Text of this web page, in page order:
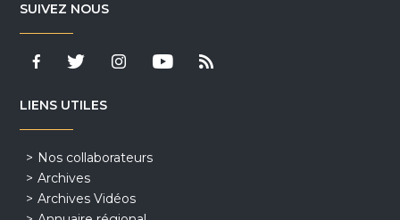
SUIVEZ NOUS
LIENS UTILES
Nos collaborateurs
Archives
Archives Vidéos